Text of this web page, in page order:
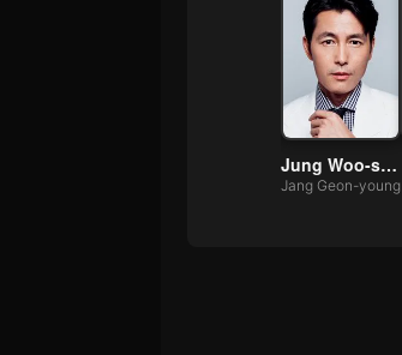
Jung Woo-sung
Jang Geon-young